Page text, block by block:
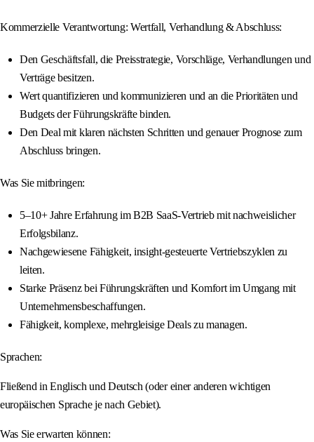
Kommerzielle Verantwortung: Wertfall, Verhandlung & Abschluss:
Den Geschäftsfall, die Preisstrategie, Vorschläge, Verhandlungen und
Verträge besitzen.
Wert quantifizieren und kommunizieren und an die Prioritäten und
Budgets der Führungskräfte binden.
Den Deal mit klaren nächsten Schritten und genauer Prognose zum
Abschluss bringen.
Was Sie mitbringen:
5–10+ Jahre Erfahrung im B2B SaaS-Vertrieb mit nachweislicher
Erfolgsbilanz.
Nachgewiesene Fähigkeit, insight-gesteuerte Vertriebszyklen zu
leiten.
Starke Präsenz bei Führungskräften und Komfort im Umgang mit
Unternehmensbeschaffungen.
Fähigkeit, komplexe, mehrgleisige Deals zu managen.
Sprachen:
Fließend in Englisch und Deutsch (oder einer anderen wichtigen
europäischen Sprache je nach Gebiet).
Was Sie erwarten können: